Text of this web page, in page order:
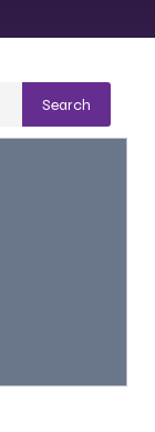
Search